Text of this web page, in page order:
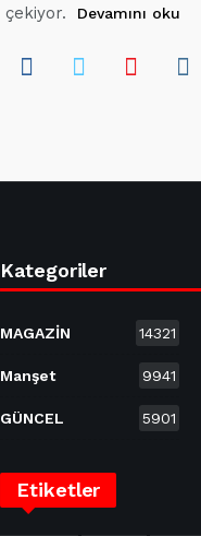
çekiyor.
Devamını oku
Kategoriler
MAGAZİN 14321
Manşet 9941
GÜNCEL 5901
Etiketler